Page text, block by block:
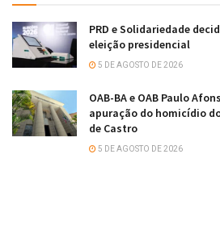
PRD e Solidariedade
eleição presidencial
5 DE AGOSTO DE 2026
OAB-BA e OAB Paulo
apuração do homicídio
de Castro
5 DE AGOSTO DE 2026